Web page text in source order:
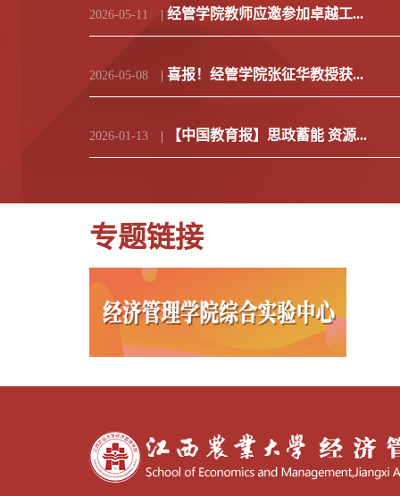
2026-05-11 经管学院教师应邀参加卓越工...
2026-05-08 喜报！经管学院张征华教授获...
2026-01-13 【中国教育报】思政蓄能 资源...
专题链接